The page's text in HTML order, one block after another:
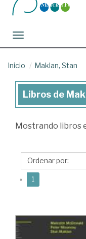
Toggle navigation
Inicio Maklan, Stan
Libros
Maklan,
Libros de
Mostrando libros
« 1